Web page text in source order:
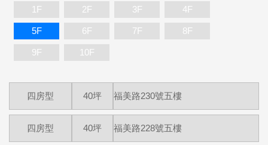
1F 2F 3F 4F
5F 6F 7F 8F
9F 10F
四房型 40坪 福美路230號五樓
四房型 40坪 福美路228號五樓